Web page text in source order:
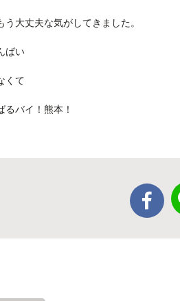
う大丈夫な気がしてきました。
ばい
くて
るバイ！熊本！